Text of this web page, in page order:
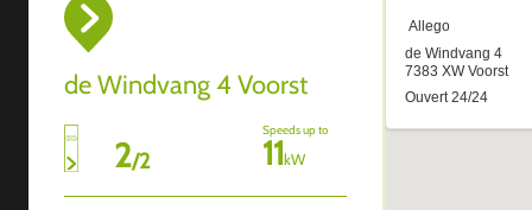
de Windvang 4 Voorst
2/2
Speeds up to
11kW